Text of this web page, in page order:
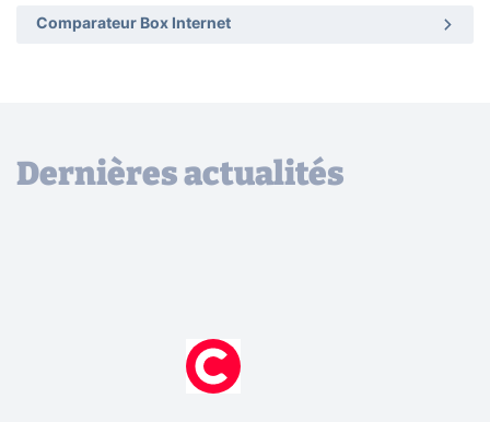
Comparateur Box Internet
Dernières actualités